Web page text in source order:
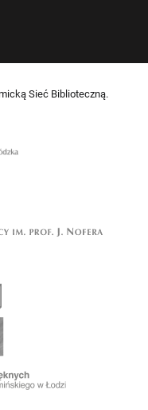
Sieć Biblioteczną.